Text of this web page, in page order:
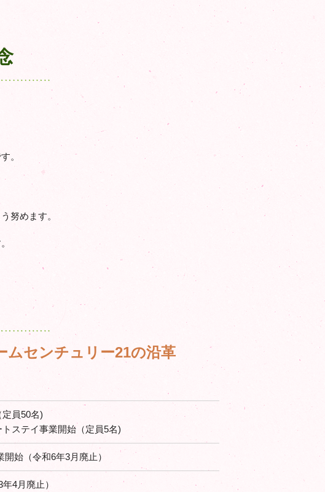
。
努めます。
ムセンチュリー21の沿革
員50名)
ステイ事業開始（定員5名)
始（令和6年3月廃止）
4月廃止）